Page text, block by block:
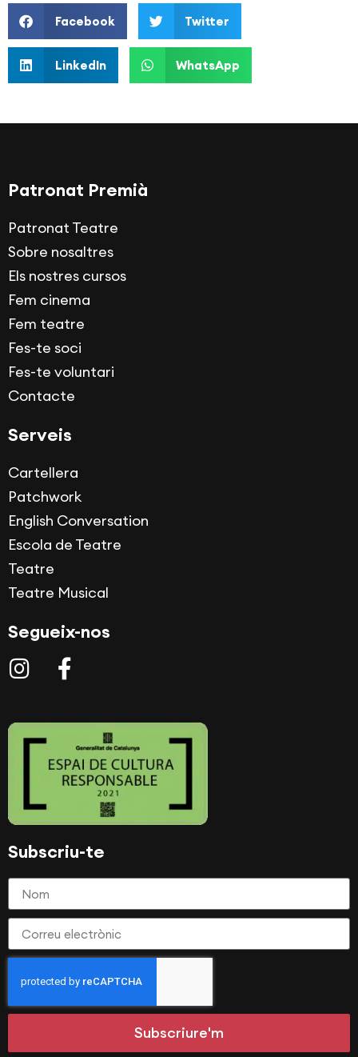
Facebook Twitter
LinkedIn WhatsApp
Patronat Premià
Patronat Teatre
Sobre nosaltres
Els nostres cursos
Fem cinema
Fem teatre
Fes-te soci
Fes-te voluntari
Contacte
Serveis
Cartellera
Patchwork
English Conversation
Escola de Teatre
Teatre
Teatre Musical
Segueix-nos
Subscriu-te
Subscriure'm